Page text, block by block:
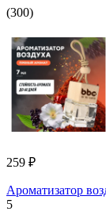
(300)
259 ₽
Ароматизатор
5